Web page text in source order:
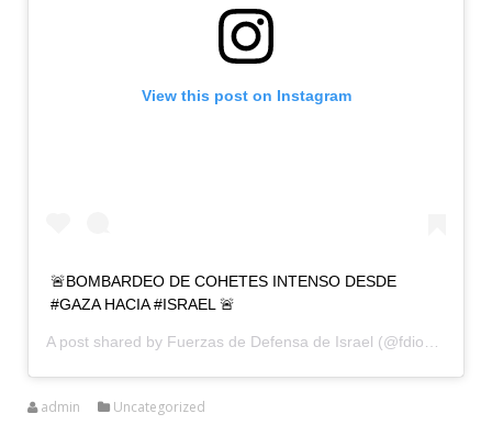
View this post on Instagram
🚨BOMBARDEO DE COHETES INTENSO DESDE
#GAZA HACIA #ISRAEL 🚨
A post shared by Fuerzas de Defensa de Israel (@fdionline) on
admin Uncategorized